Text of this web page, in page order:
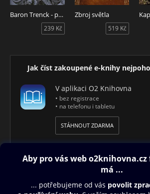
Baron Trenck - panduři
239 Kč
Zbroj světla
519 Kč
Jak číst zakoupené e-knihy
V aplikaci O2 Knihovna
• bez registrace
• na telefonu i tabletu
STÁHNOUT ZDARMA
Obsah ke stažení